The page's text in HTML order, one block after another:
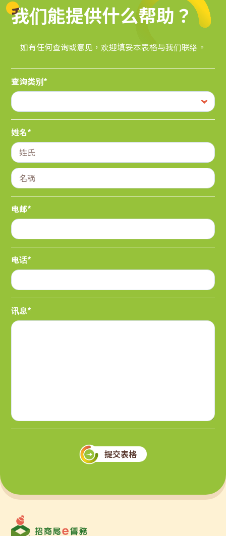
我们能提供什么帮助？
我们能提供什么帮助？
如有任何查询或意见，欢迎填妥本表格与我们联络。
查询类别*
姓名*
电邮*
电话*
讯息*
提交表格